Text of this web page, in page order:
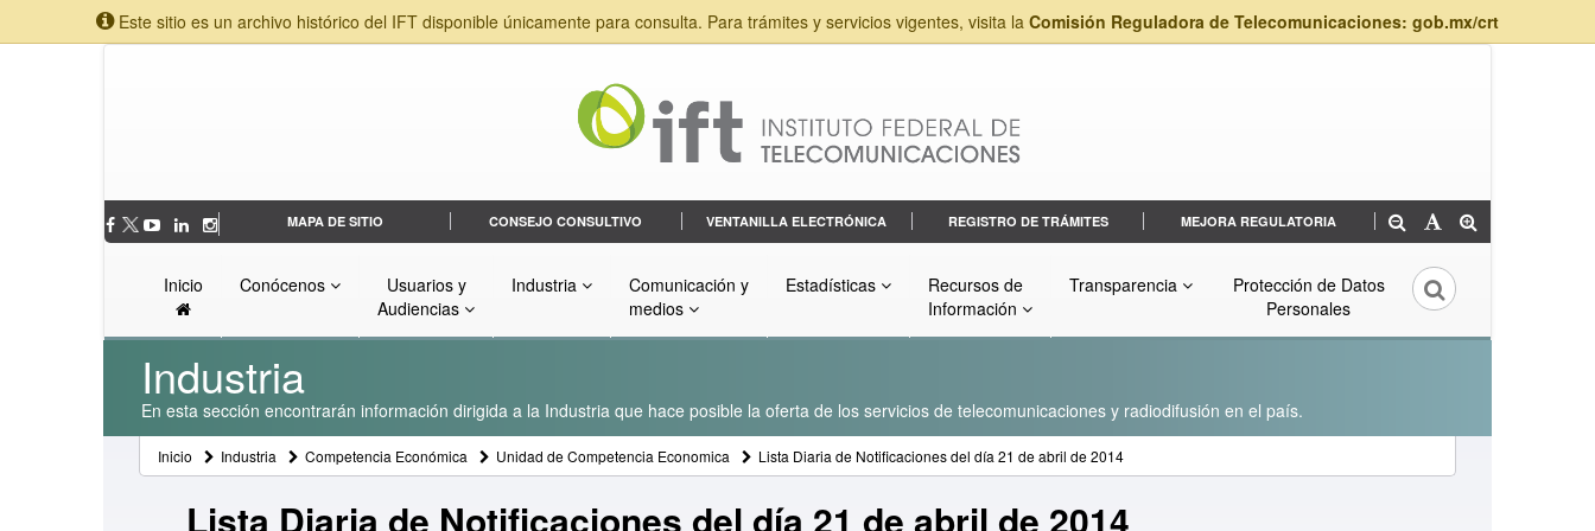
Este sitio es un archivo histórico del IFT disponible únicamente para consulta. Para trámites y servicios vigentes, visita la Comisión Reguladora de Telecomunicaciones: gob.mx/crt
MAPA DE SITIO CONSEJO CONSULTIVO VENTANILLA ELECTRÓNICA REGISTRO DE TRÁMITES MEJORA REGULATORIA
Inicio Conócenos
Usuarios y
Audiencias
Industria
Comunicación y
medios
Estadísticas
Recursos de
Información
Transparencia
Protección de Datos
Personales
Industria
En esta sección encontrarán información dirigida a la Industria que hace posible la oferta de los servicios de telecomunicaciones y radiodifusión en el país.
Inicio Industria Competencia Económica Unidad de Competencia Economica Lista Diaria de Notificaciones del día 21 de abril de 2014
Lista Diaria de Notificaciones del día 21 de abril de 2014